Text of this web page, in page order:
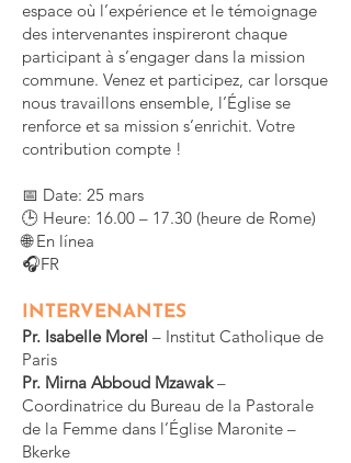
espace où l’expérience et le témoignage
des intervenantes inspireront chaque
participant à s’engager dans la mission
commune. Venez et participez, car lorsque
nous travaillons ensemble, l’Église se
renforce et sa mission s’enrichit. Votre
contribution compte !
📅 Date: 25 mars
🕒 Heure: 16.00 – 17.30 (heure de Rome)
🌐 En línea
🎧FR
INTERVENANTES
Pr. Isabelle Morel – Institut Catholique de
Paris
Pr. Mirna Abboud Mzawak–
Coordinatrice du Bureau de la Pastorale
de la Femme dans l’Église Maronite –
Bkerke